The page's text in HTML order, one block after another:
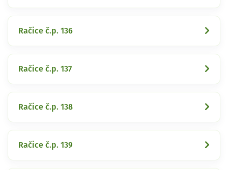
Račice č.p. 136
Račice č.p. 137
Račice č.p. 138
Račice č.p. 139